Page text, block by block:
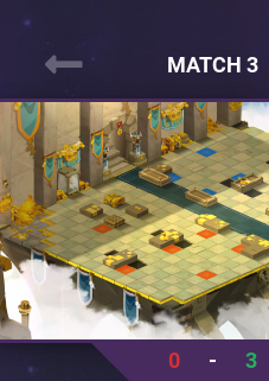
MATCH 3
0 - 3